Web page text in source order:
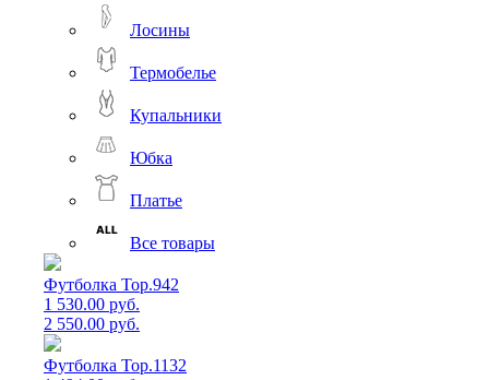
Лосины
Термобелье
Купальники
Юбка
Платье
Все товары
Футболка Top.942
1 530.00 руб.
2 550.00 руб.
Футболка Top.1132